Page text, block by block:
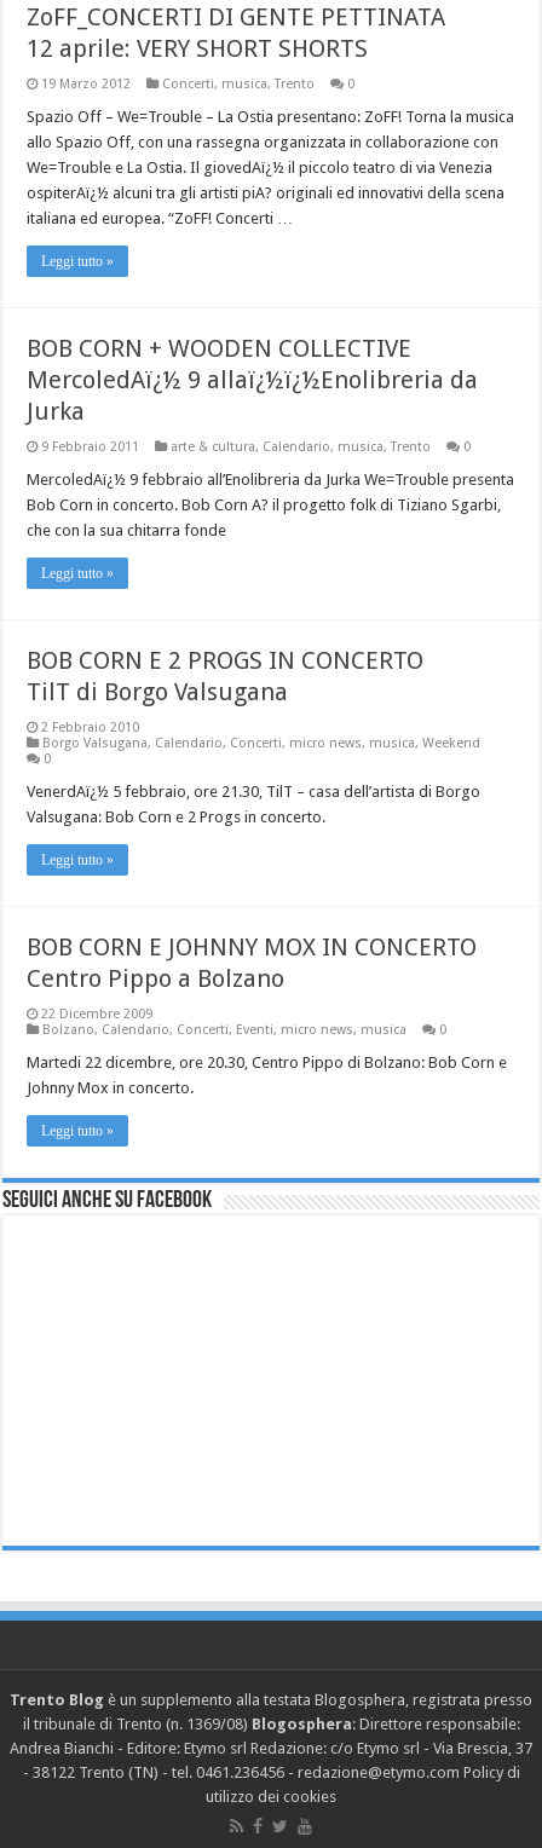
ZoFF_CONCERTI DI GENTE PETTINATA
12 aprile: VERY SHORT SHORTS
19 Marzo 2012 Concerti, musica,Trento 0
Spazio Off – We=Trouble – La Ostia presentano: ZoFF! Torna la musica
allo Spazio Off, con una rassegna organizzata in collaborazione con
We=Trouble e La Ostia. Il giovedAï¿½ il piccolo teatro di via Venezia
ospiterAï¿½ alcuni tra gli artisti piA? originali ed innovativi della scena
italiana ed europea. “ZoFF! Concerti …
Leggi tutto »
BOB CORN + WOODEN COLLECTIVE
MercoledAï¿½ 9 allaï¿½ï¿½Enolibreria da
Jurka
9 Febbraio 2011 arte & cultura, Calendario, musica,Trento 0
MercoledAï¿½ 9 febbraio all’Enolibreria da Jurka We=Trouble presenta
Bob Corn in concerto. Bob Corn A? il progetto folk di Tiziano Sgarbi,
che con la sua chitarra fonde
Leggi tutto »
BOB CORN E 2 PROGS IN CONCERTO
TilT di Borgo Valsugana
2 Febbraio 2010
Borgo Valsugana, Calendario, Concerti, micro news, musica,Weekend
0
VenerdAï¿½ 5 febbraio, ore 21.30, TilT – casa dell’artista di Borgo
Valsugana: Bob Corn e 2 Progs in concerto.
Leggi tutto »
BOB CORN E JOHNNY MOX IN CONCERTO
Centro Pippo a Bolzano
22 Dicembre 2009
Bolzano, Calendario, Concerti, Eventi, micro news, musica 0
Martedi 22 dicembre, ore 20.30, Centro Pippo di Bolzano: Bob Corn e
Johnny Mox in concerto.
Leggi tutto »
Seguici anche su Facebook
Trento Blog è un supplemento alla testata Blogosphera, registrata presso
il tribunale di Trento (n. 1369/08) Blogosphera: Direttore responsabile:
Andrea Bianchi - Editore: Etymo srl Redazione: c/o Etymo srl - Via Brescia, 37
- 38122 Trento (TN) - tel. 0461.236456 - redazione@etymo.com Policy di
utilizzo dei cookies